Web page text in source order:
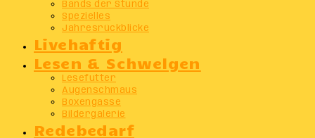
Bands der Stunde
Spezielles
Jahresrückblicke
Livehaftig
Lesen & Schwelgen
Lesefutter
Augenschmaus
Boxengasse
Bildergalerie
Redebedarf